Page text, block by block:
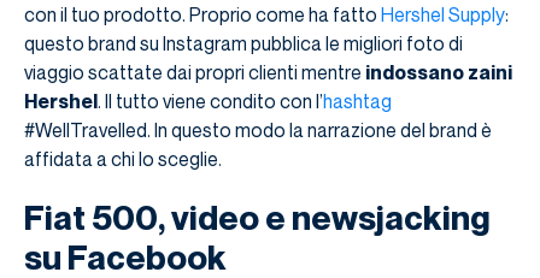
con il tuo prodotto. Proprio come ha fatto Hershel Supply:
questo brand su Instagram pubblica le migliori foto di
viaggio scattate dai propri clienti mentre indossano zaini
Hershel. Il tutto viene condito con l’hashtag
#WellTravelled. In questo modo la narrazione del brand è
affidata a chi lo sceglie.
Fiat 500, video e newsjacking
su Facebook